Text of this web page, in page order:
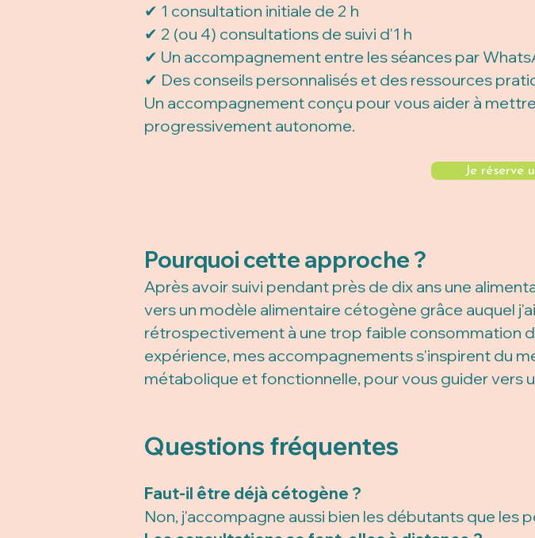
✔ 1 consultation initiale de 2 h
✔ 2 (ou 4) consultations de suivi d'1 h
✔ Un accompagnement entre les séances par
✔ Des conseils personnalisés et des ressources
Un accompagnement conçu pour vous aider à
progressivement autonome.
Pourquoi cette approche ?
Après avoir suivi pendant près de dix ans une
vers un modèle alimentaire cétogène grâce auquel
rétrospectivement à une trop faible consommation
expérience, mes accompagnements s'inspirent du
métabolique et fonctionnelle, pour vous guider vers
Questions fréquentes
Faut-il être déjà cétogène ?
Non, j'accompagne aussi bien les débutants que les
Je réserve